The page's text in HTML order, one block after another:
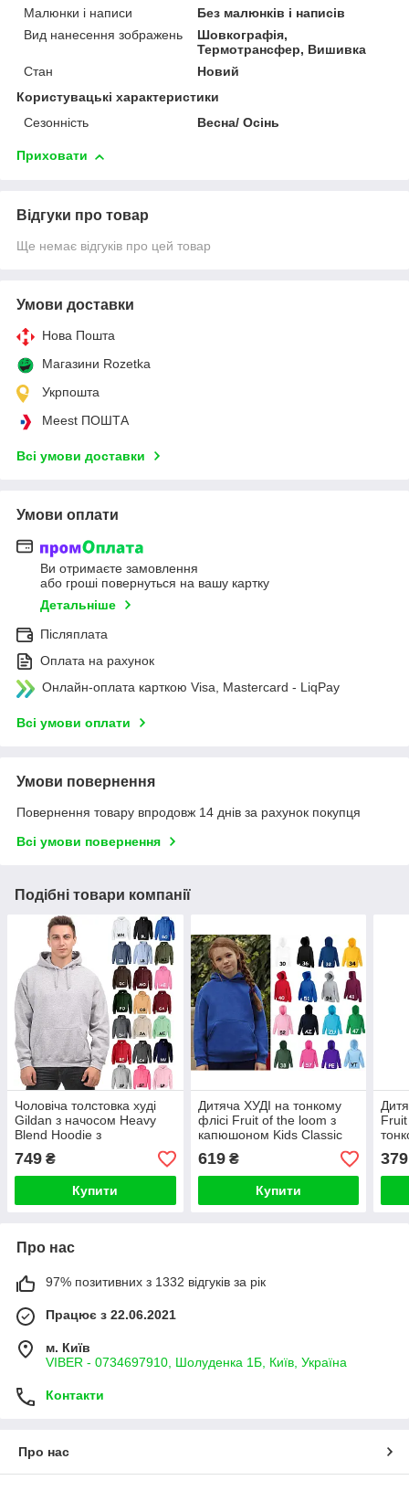
Малюнки і написи
Без малюнків і написів
Вид нанесення зображень
Шовкографія,
Термотрансфер, Вишивка
Стан
Новий
Користувацькі характеристики
Сезонність
Весна/ Осінь
Приховати
Відгуки про товар
Ще немає відгуків про цей товар
Умови доставки
Нова Пошта
Магазини Rozetka
Укрпошта
Meest ПОШТА
Всі умови доставки
Умови оплати
Ви отримаєте замовлення
або гроші повернуться на вашу картку
Детальніше
Післяплата
Оплата на рахунок
Онлайн-оплата карткою Visa, Mastercard - LiqPay
Всі умови оплати
Умови повернення
Повернення товару впродовж 14 днів за рахунок покупця
Всі умови повернення
Подібні товари компанії
Чоловіча толстовка худі
Gildan з начосом Heavy
Blend Hoodie з
капюшоном на тонкому
флісі
749 ₴
Купити
Дитяча ХУДІ на тонкому
флісі Fruit of the loom з
капюшоном Kids Classic
Hooded Sweat 62043
619₴
Купити
379
Про нас
97% позитивних з 1332 відгуків за рік
Працює з 22.06.2021
м. Київ
VIBER - 0734697910, Шолуденка 1Б, Київ, Україна
Контакти
Про нас